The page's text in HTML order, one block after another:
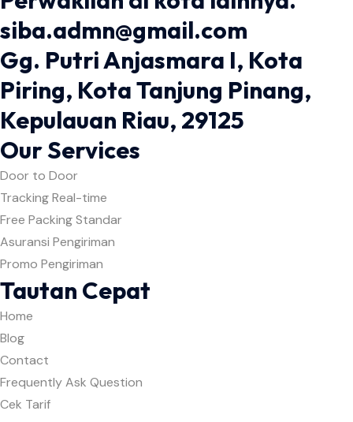
siba.admn@gmail.com
Gg. Putri Anjasmara I, Kota
Piring, Kota Tanjung Pinang,
Kepulauan Riau, 29125
Our Services
Door to Door
Tracking Real-time
Free Packing Standar
Asuransi Pengiriman
Promo Pengiriman
Tautan Cepat
Home
Blog
Contact
Frequently Ask Question
Cek Tarif